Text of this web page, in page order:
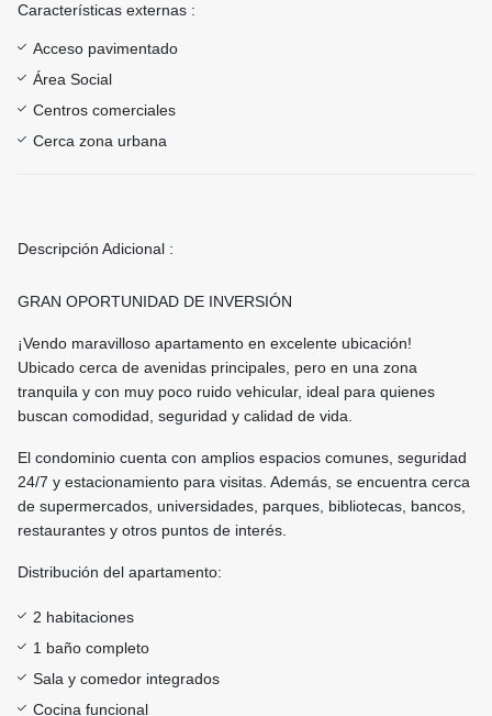
Características externas :
Acceso pavimentado
Área Social
Centros comerciales
Cerca zona urbana
Descripción Adicional :
GRAN OPORTUNIDAD DE INVERSIÓN
¡Vendo maravilloso apartamento en excelente ubicación!
Ubicado cerca de avenidas principales, pero en una zona
tranquila y con muy poco ruido vehicular, ideal para quienes
buscan comodidad, seguridad y calidad de vida.
El condominio cuenta con amplios espacios comunes, seguridad
24/7 y estacionamiento para visitas. Además, se encuentra cerca
de supermercados, universidades, parques, bibliotecas, bancos,
restaurantes y otros puntos de interés.
Distribución del apartamento:
2 habitaciones
1 baño completo
Sala y comedor integrados
Cocina funcional